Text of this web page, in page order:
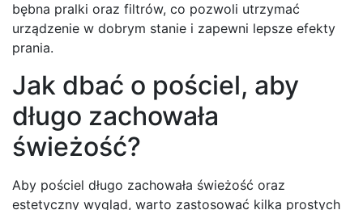
bębna pralki oraz filtrów, co pozwoli utrzymać
urządzenie w dobrym stanie i zapewni lepsze efekty
prania.
Jak dbać o pościel, aby
długo zachowała
świeżość?
Aby pościel długo zachowała świeżość oraz
estetyczny wygląd, warto zastosować kilka prostych